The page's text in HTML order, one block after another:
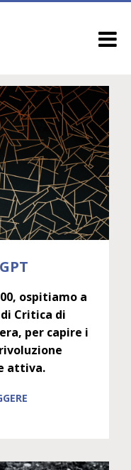
ospitiamo a
Critica di
per capire i
attiva.